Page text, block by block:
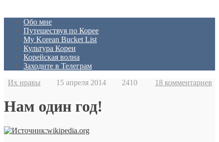
Обо мне
Путешествуя по Корее
My Korean Bucket List
Культура Кореи
Корейская волна
Заходите в Телеграм
Их нравы
15 апреля 2014 2410 18 комментариев
Нам один год!